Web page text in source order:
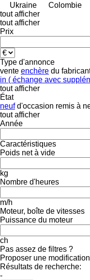
Ukraine
Colombie
tout afficher
tout afficher
Prix
Type d'annonce
vente enchère du
in ( échange avec
tout afficher
État
neuf d'occasion remis à
tout afficher
Année
Caractéristiques
Poids net à vide
kg
Nombre d'heures
m/h
Moteur, boîte de vitesses
Puissance du moteur
ch
Pas assez de filtres ?
Proposer une modification
Résultats de recherche:
-